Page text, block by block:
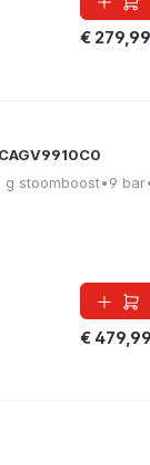
€ 279,99
g stoomboost•9 bar
€